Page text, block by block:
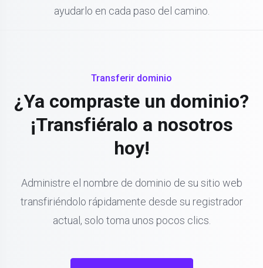
ayudarlo en cada paso del camino.
Transferir dominio
¿Ya compraste un dominio?
¡Transfiéralo a nosotros
hoy!
Administre el nombre de dominio de su sitio web
transfiriéndolo rápidamente desde su registrador
actual, solo toma unos pocos clics.